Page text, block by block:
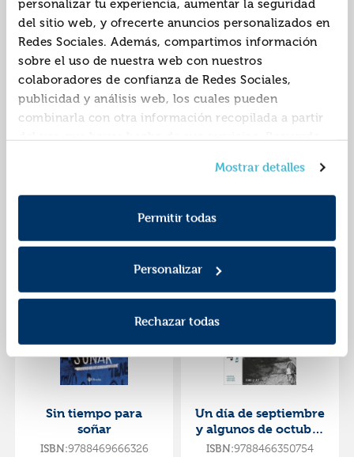
personalizar tu experiencia, aumentar la seguridad
del sitio web, y ofrecerte anuncios personalizados en
Redes Sociales. Además, compartimos información
sobre el uso de nuestra web con nuestros
colaboradores de confianza de Redes Sociales,
publicidad y análisis web, los cuales pueden
combinarla con otra información recopilada a partir
del uso que hayas hecho de sus servicios. Recuerda
consentimiento en cualquier momento. Para más
información consulta laPolítica de Cookiesy la
Política de Privacidad.
Mostrar detalles
Permitir todas
Personalizar
Rechazar todas
cucaracha
Loqueleo
Autor:Sierra I Fabra, Jordi
Querido hijo: tienes
Editorial:
Autor:Sierra I Fabra, Jordi
Sin tiempo para
soñar
ISBN:9788469666326
Un día de septiembre
y algunos de octubre
(inspector mascarell
ISBN:9788466350754